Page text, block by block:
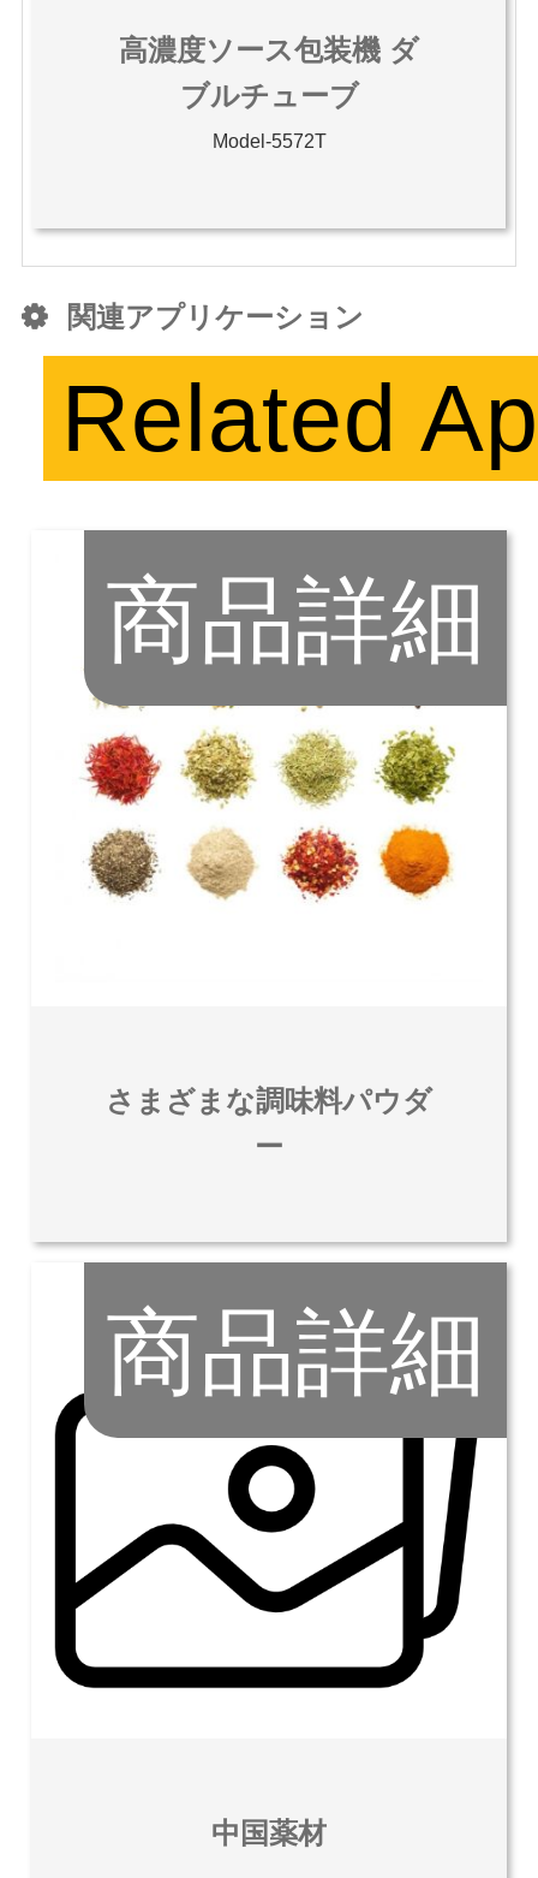
高濃度ソース包装機 ダ
ブルチューブ
Model-5572T
関連アプリケーション
Related
商品詳細
さまざまな調味料パウダ
ー
商品詳細
中国薬材